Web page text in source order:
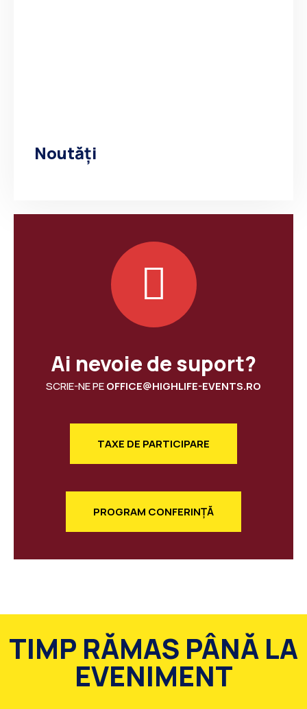
Noutăți
Ai nevoie de suport?
SCRIE-NE PEOFFICE@HIGHLIFE-EVENTS.RO
TAXE DE PARTICIPARE
PROGRAM CONFERINȚĂ
TIMP RĂMAS PÂNĂ LA
EVENIMENT